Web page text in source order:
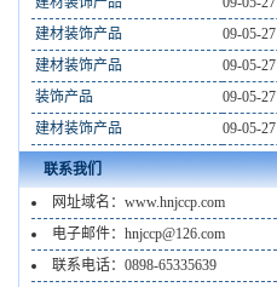
建材装饰产品
09-05-27
建材装饰产品
09-05-27
装饰产品
09-05-27
建材装饰产品
09-05-27
联系我们
网址域名：www.hnjccp.com
电子邮件：hnjccp@126.com
联系电话：0898-65335639